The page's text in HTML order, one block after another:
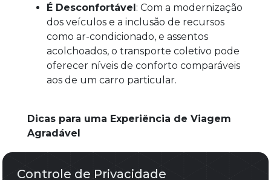
É Desconfortável : Com a modernização
dos veículos e a inclusão de recursos
como ar-condicionado, e assentos
acolchoados, o transporte coletivo pode
oferecer níveis de conforto comparáveis
aos de um carro particular.
Dicas para uma Experiência de Viagem
Agradável
horários e rotas com antecedência para
Controle de Privacidade